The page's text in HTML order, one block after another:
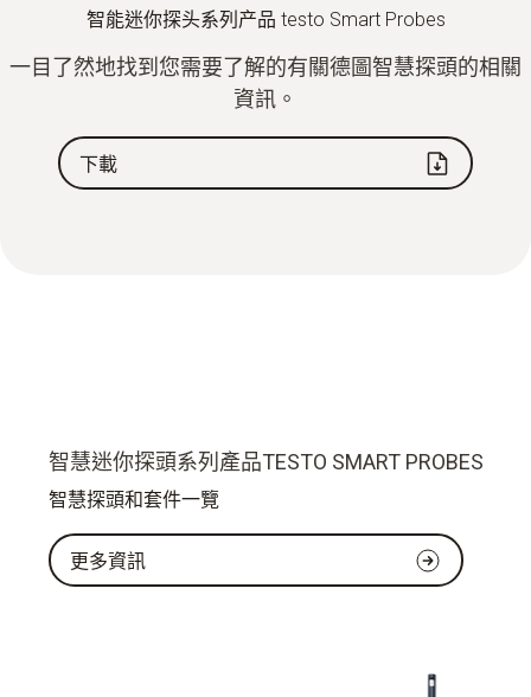
智能迷你探头系列产品 testo Smart Probes
一目了然地找到您需要了解的有關德圖智慧探頭的相關
資訊。
下載
智慧迷你探頭系列產品TESTO SMART PROBES
智慧探頭和套件一覽
更多資訊